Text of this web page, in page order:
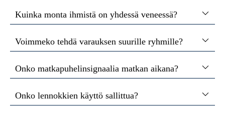
Kuinka monta ihmistä on yhdessä veneessä?
Voimmeko tehdä varauksen suurille ryhmille?
Onko matkapuhelinsignaalia matkan aikana?
Onko lennokkien käyttö sallittua?